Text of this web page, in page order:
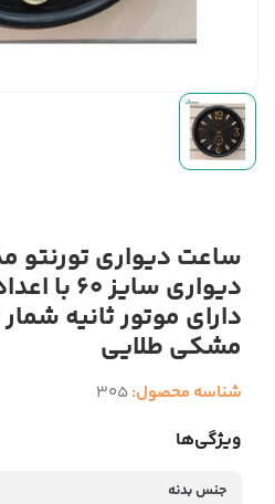
دیواری
دارای موتور ثانیه
مشکی طلایی
شناسه محصول:305
ویژگی‌ها
جنس بدنه